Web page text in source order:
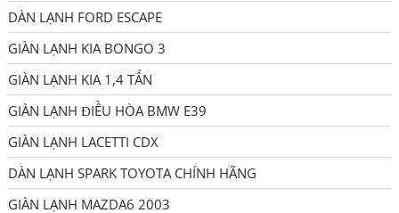
DÀN LẠNH FORD ESCAPE
GIÀN LẠNH KIA BONGO 3
GIÀN LẠNH KIA 1,4 TẤN
GIÀN LẠNH ĐIỀU HÒA BMW E39
GIÀN LẠNH LACETTI CDX
DÀN LẠNH SPARK TOYOTA CHÍNH HÃNG
GIÀN LẠNH MAZDA6 2003